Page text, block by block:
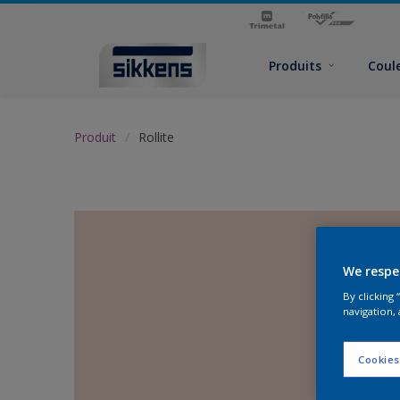
Produits
Produit Rollite
We
By clicking
navigation,